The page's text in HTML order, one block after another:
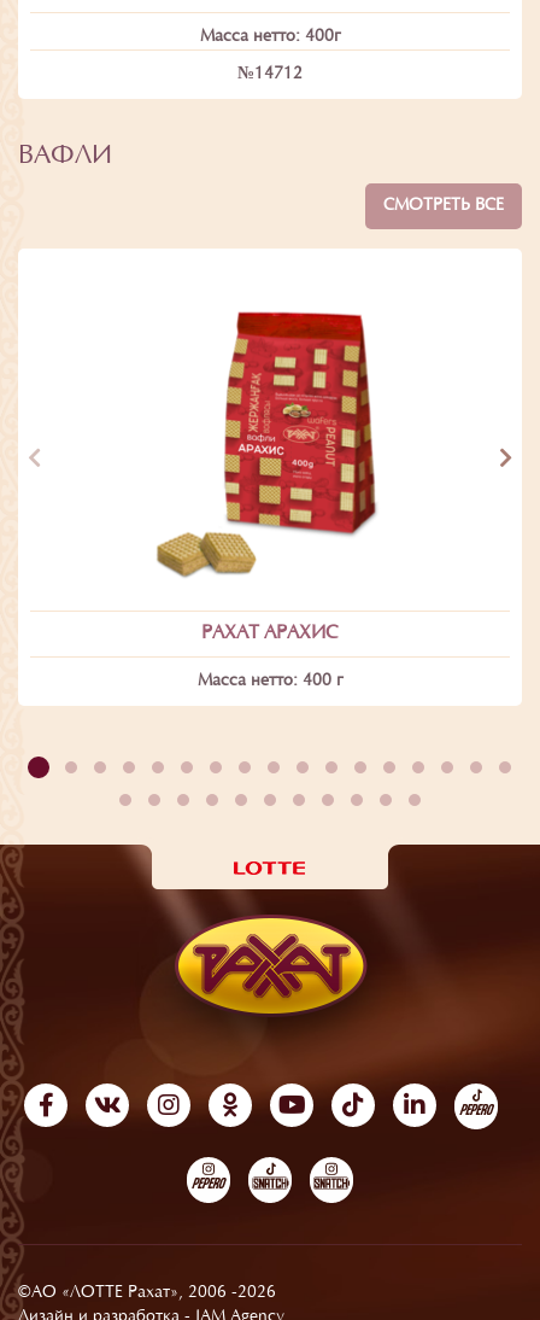
Масса нетто: 400г
№14712
ВАФЛИ
СМОТРЕТЬ ВСЕ
РАХАТ АРАХИС
Масса нетто: 400 г
©АО «ЛОТТЕ Рахат», 2006 -2026